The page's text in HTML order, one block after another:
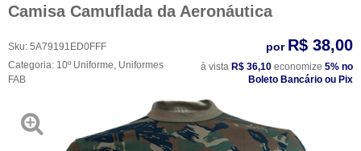
Camisa Camuflada da Aeronáutica
Sku: 5A79191ED0FFF
Categoria: 10º Uniforme Uniformes
FAB
por R$ 38,00
à vista R$ 36,10 economize 5% no
Boleto Bancário ou Pix